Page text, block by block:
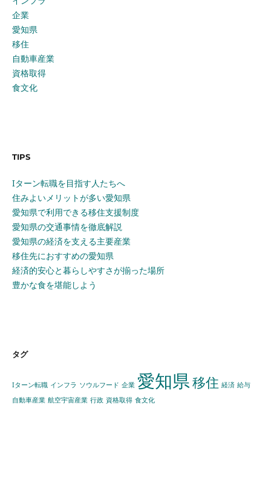
企業
愛知県
移住
自動車産業
資格取得
食文化
TIPS
Iターン転職を目指す人たちへ
住みよいメリットが多い愛知県
愛知県で利用できる移住支援制度
愛知県の交通事情を徹底解説
愛知県の経済を支える主要産業
移住先におすすめの愛知県
経済的安心と暮らしやすさが揃った場所
豊かな食を堪能しよう
タグ
Iターン転職 インフラ ソウルフード 企業 愛知県移住 経済 給与
自動車産業 航空宇宙産業 行政 資格取得 食文化